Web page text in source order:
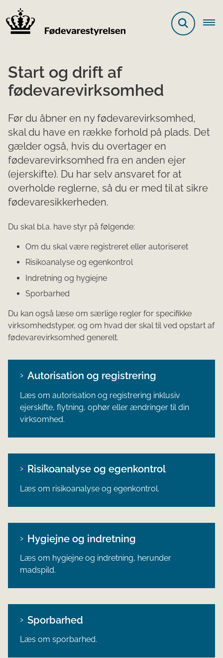
Start og drift af
fødevarevirksomhed
Før du åbner en ny fødevarevirksomhed,
skal du have en række forhold på plads. Det
gælder også, hvis du overtager en
fødevarevirksomhed fra en anden ejer
(ejerskifte). Du har selv ansvaret for at
overholde reglerne, så du er med til at sikre
fødevaresikkerheden.
Du skal bl.a. have styr på følgende:
Om du skal være registreret eller autoriseret
Risikoanalyse og egenkontrol
Indretning og hygiejne
Sporbarhed
Du kan også læse om særlige regler for specifikke
virksomhedstyper, og om hvad der skal til ved opstart af
fødevarevirksomhed generelt.
Autorisation og registrering
Læs om autorisation og registrering inklusiv
ejerskifte, flytning, ophør eller ændringer til din
virksomhed.
Risikoanalyse og egenkontrol
Læs om risikoanalyse og egenkontrol.
Hygiejne og indretning
Læs om hygiejne og indretning, herunder
madspild.
Sporbarhed
Læs om sporbarhed.